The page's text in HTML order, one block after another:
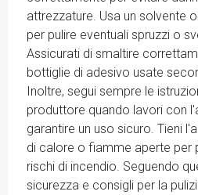
attrezzature. Usa un solvente
per pulire eventuali spruzzi o
Assicurati di smaltire
bottiglie di adesivo usate
Inoltre, segui sempre le
produttore quando lavori con
garantire un uso sicuro. Tieni
di calore o fiamme aperte per
rischi di incendio. Seguendo
sicurezza e consigli per la